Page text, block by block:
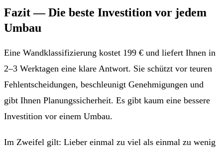
Fazit — Die beste Investition vor jedem
Umbau
Eine Wandklassifizierung kostet 199 € und liefert Ihnen in
2–3 Werktagen eine klare Antwort. Sie schützt vor teuren
Fehlentscheidungen, beschleunigt Genehmigungen und
gibt Ihnen Planungssicherheit. Es gibt kaum eine bessere
Investition vor einem Umbau.
Im Zweifel gilt: Lieber einmal zu viel als einmal zu wenig